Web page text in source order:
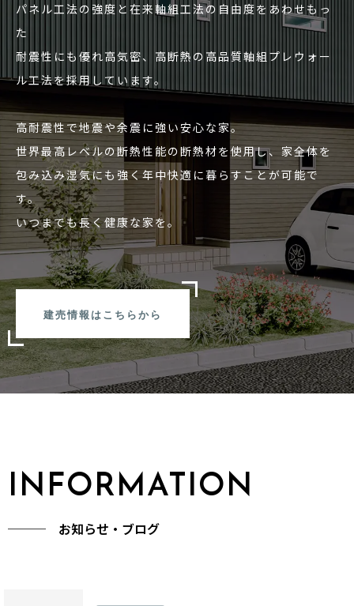
パネル工法の強度と在来軸組工法の自由度をあわせもっ
た
耐震性にも優れ高気密、高断熱の高品質軸組プレウォー
ル工法を採用しています。
高耐震性で地震や余震に強い安心な家。
世界最高レベルの断熱性能の断熱材を使用し、家全体を
包み込み湿気にも強く年中快適に暮らすことが可能で
す。
いつまでも長く健康な家を。
建売情報はこちらから
INFORMATION
─── お知らせ・ブログ